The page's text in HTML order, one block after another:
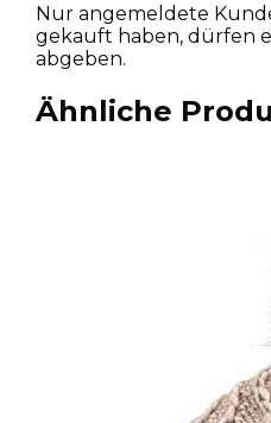
Nur angemeldete
gekauft haben, dürfen
abgeben.
Ähnliche